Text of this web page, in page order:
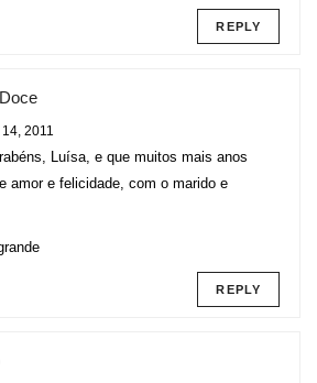
REPLY
2011
Luísa, e que muitos mais anos
amor e felicidade, com o marido e
REPLY